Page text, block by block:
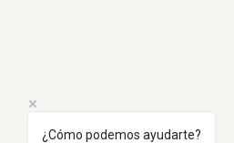
¿Cómo podemos ayudarte?